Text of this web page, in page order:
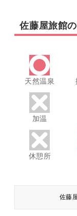
佐藤屋旅館
天然温泉
加温
休憩所
佐藤